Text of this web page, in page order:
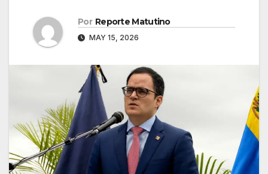
Por Reporte Matutino
MAY 15, 2026